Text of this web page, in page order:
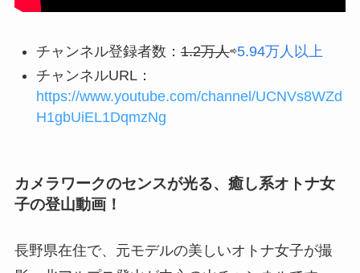
チャンネル登録者数：1.2万人⇨5.94万人以上
チャンネルURL：
https://www.youtube.com/channel/UCNVs8WZd
H1gbUiEL1DqmzNg
カメラワークのセンスが光る、癒し系オトナ女
子の登山動画！
長野県在住で、元モデルの美しいオトナ女子が撮